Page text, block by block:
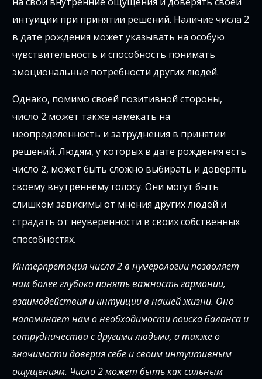
интуиции при принятии решений. Наличие числа 2
в дате рождения может указывать на особую
чувствительность и способность понимать
эмоциональные потребности других людей.
Однако, помимо своей позитивной стороны,
число 2 может также намекать на
неопределенность и затруднения в принятии
решений. Людям, у которых в дате рождения есть
число 2, может быть сложно выбирать и доверять
своему внутреннему голосу. Они могут быть
слишком зависимы от мнения других людей и
страдать от неуверенности в своих собственных
способностях.
Интерпретация числа 2 в нумерологии позволяет
нам более глубоко понять важность гармонии,
взаимодействия и интуиции в нашей жизни. Оно
напоминает нам о необходимости поиска баланса и
сотрудничества с другими людьми, а также о
значимости доверия себе и своим интуитивным
ощущениям. Число 2 может быть как сильным